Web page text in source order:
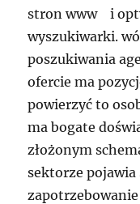
stron www i
wyszukiwarki.
poszukiwania
ofercie ma
powierzyć to
ma bogate
złożonym
sektorze pojawia